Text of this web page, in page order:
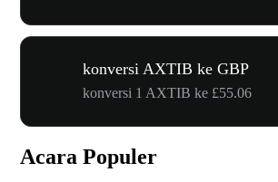
konversi AXTIB ke GBP
konversi 1 AXTIB ke £55.06
Acara Populer